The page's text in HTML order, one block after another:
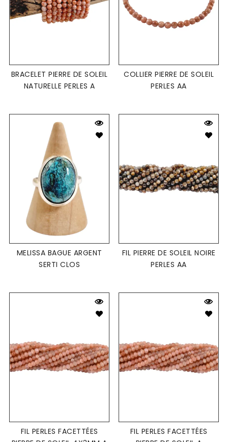
BRACELET PIERRE DE SOLEIL
NATURELLE PERLES A
COLLIER PIERRE DE SOLEIL
PERLES AA
MELISSA BAGUE ARGENT
SERTI CLOS
FIL PIERRE DE SOLEIL NOIRE
PERLES AA
FIL PERLES FACETTÉES
FIL PERLES FACETTÉES